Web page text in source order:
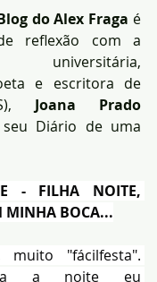
do Alex Fraga é
reflexão com a
e escritora de
Joana Prado
Diário de uma
- FILHA NOITE,
MINHA BOCA...
muito "fácilfesta".
a noite eu